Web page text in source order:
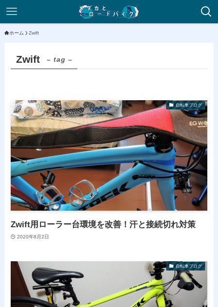
ホーム Zwift
Zwift – tag –
自転車ブログ
Zwift用ローラー台環境を改善！汗と接続切れ対策
2020年8月2日
自転車ブログ